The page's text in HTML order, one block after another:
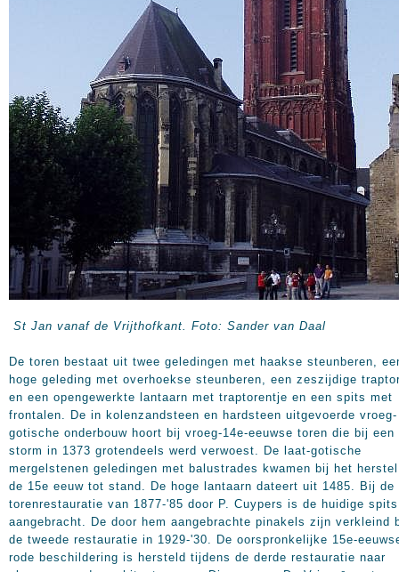
St Jan vanaf de Vrijthofkant. Foto: Sander van Daal
De toren bestaat uit twee geledingen met haakse steunberen,
hoge geleding met overhoekse steunberen, een zeszijdige
en een opengewerkte lantaarn met traptorentje en een spits met
frontalen. De in kolenzandsteen en hardsteen uitgevoerde vroeg-
gotische onderbouw hoort bij vroeg-14e-eeuwse toren die bij een
storm in 1373 grotendeels werd verwoest. De laat-gotische
mergelstenen geledingen met balustrades kwamen bij het
de 15e eeuw tot stand. De hoge lantaarn dateert uit 1485. Bij de
torenrestauratie van 1877-'85 door P. Cuypers is de huidige spits
aangebracht. De door hem aangebrachte pinakels zijn verkleind
de tweede restauratie in 1929-'30. De oorspronkelijke 15e-
rode beschildering is hersteld tijdens de derde restauratie naar